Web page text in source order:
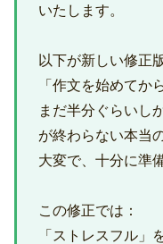
いたします。
以下が新しい修正
「作文を始めてか
まだ半分ぐらいし
が終わらない本当
大変で、十分に準
この修正では：
「ストレスフル」